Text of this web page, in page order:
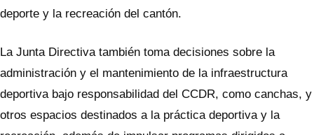
deporte y la recreación del cantón.
La Junta Directiva también toma decisiones sobre la
administración y el mantenimiento de la infraestructura
deportiva bajo responsabilidad del CCDR, como canchas, y
otros espacios destinados a la práctica deportiva y la